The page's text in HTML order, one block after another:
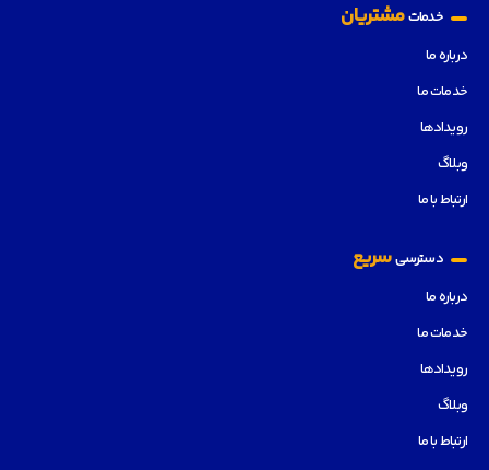
خدماتمشتریان
درباره ما
خدمات ما
رویدادها
وبلاگ
ارتباط با ما
دسترسیسریع
درباره ما
خدمات ما
رویدادها
وبلاگ
ارتباط با ما